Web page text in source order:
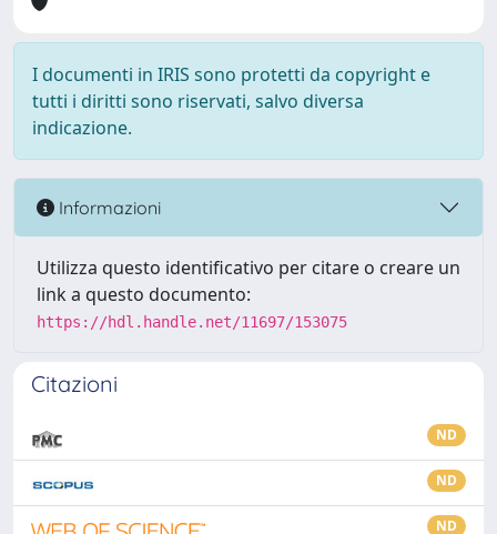
I documenti in IRIS sono protetti da copyright e
tutti i diritti sono riservati, salvo diversa
indicazione.
Informazioni
Utilizza questo identificativo per citare o creare un
link a questo documento:
https://hdl.handle.net/11697/153075
Citazioni
ND
ND
ND